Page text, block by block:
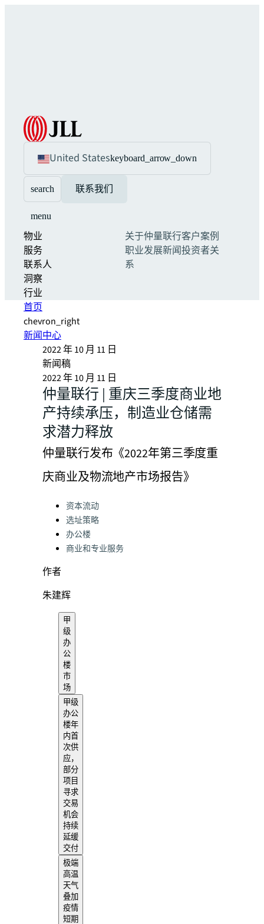
United Stateskeyboard_arrow_down
search 联系我们
menu
物业
服务
联系人
洞察
行业
关于仲量联行客户案例
职业发展新闻投资者关
系
首页
chevron_right
新闻中心
2022 年 10 月 11 日
新闻稿
2022 年 10 月 11 日
仲量联行 | 重庆三季度商业地
产持续承压，制造业仓储需
求潜力释放
仲量联行发布《2022年第三季度重
庆商业及物流地产市场报告》
Categories:
资本流动
选址策略
办公楼
商业和专业服务
作者
朱建辉
甲
级
办
公
楼
市
场
甲级
办公
楼年
内首
次供
应，
部分
项目
寻求
交易
机会
持续
延缓
交付
极端
高温
天气
叠加
疫情
短期